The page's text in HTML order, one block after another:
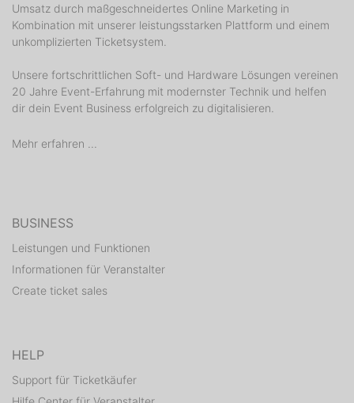
Umsatz durch maßgeschneidertes Online Marketing in
Kombination mit unserer leistungsstarken Plattform und einem
unkomplizierten Ticketsystem.
Unsere fortschrittlichen Soft- und Hardware Lösungen vereinen
20 Jahre Event-Erfahrung mit modernster Technik und helfen
dir dein Event Business erfolgreich zu digitalisieren.
Mehr erfahren ...
BUSINESS
Leistungen und Funktionen
Informationen für Veranstalter
Create ticket sales
HELP
Support für Ticketkäufer